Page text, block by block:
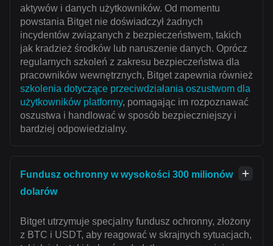
aktywów i danych użytkowników. Od momentu
powstania Bitget nie doświadczył żadnych
incydentów związanych z bezpieczeństwem, takich
jak kradzież środków lub naruszenie danych. Oprócz
regularnych szkoleń z zakresu bezpieczeństwa dla
pracowników wewnętrznych, Bitget zapewnia również
szkolenia dotyczące przeciwdziałania oszustwom dla
użytkowników platformy, pomagając im rozpoznawać
oszustwa i handlować w sposób bezpieczniejszy i
bardziej odpowiedzialny.
Fundusz ochronny w wysokości 300 milionów
dolarów
Bitget utrzymuje specjalny fundusz ochronny, złożony
z BTC i USDT, aby reagować w skrajnych sytuacjach,